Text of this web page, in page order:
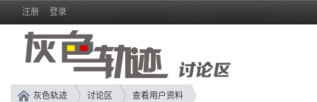
注册 登录
灰色轨迹 讨论区 查看用户资料